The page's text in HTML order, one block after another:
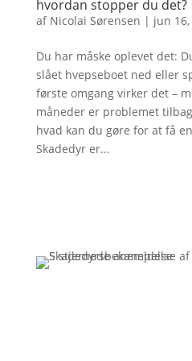
hvordan stopper du det?
af Nicolai Sørensen | jun 16,
Du har måske oplevet det:
slået hvepseboet ned eller
første omgang virker det –
måneder er problemet
hvad kan du gøre for at få
Skadedyr er...